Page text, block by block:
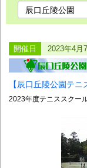
開催日 2023年4月
【辰口丘陵公園テ
2023年度テニススクー